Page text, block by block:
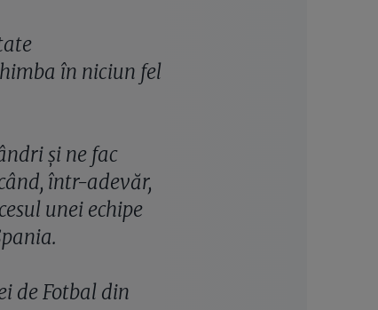
în niciun fel
și ne fac
într-adevăr,
unei echipe
de Fotbal din